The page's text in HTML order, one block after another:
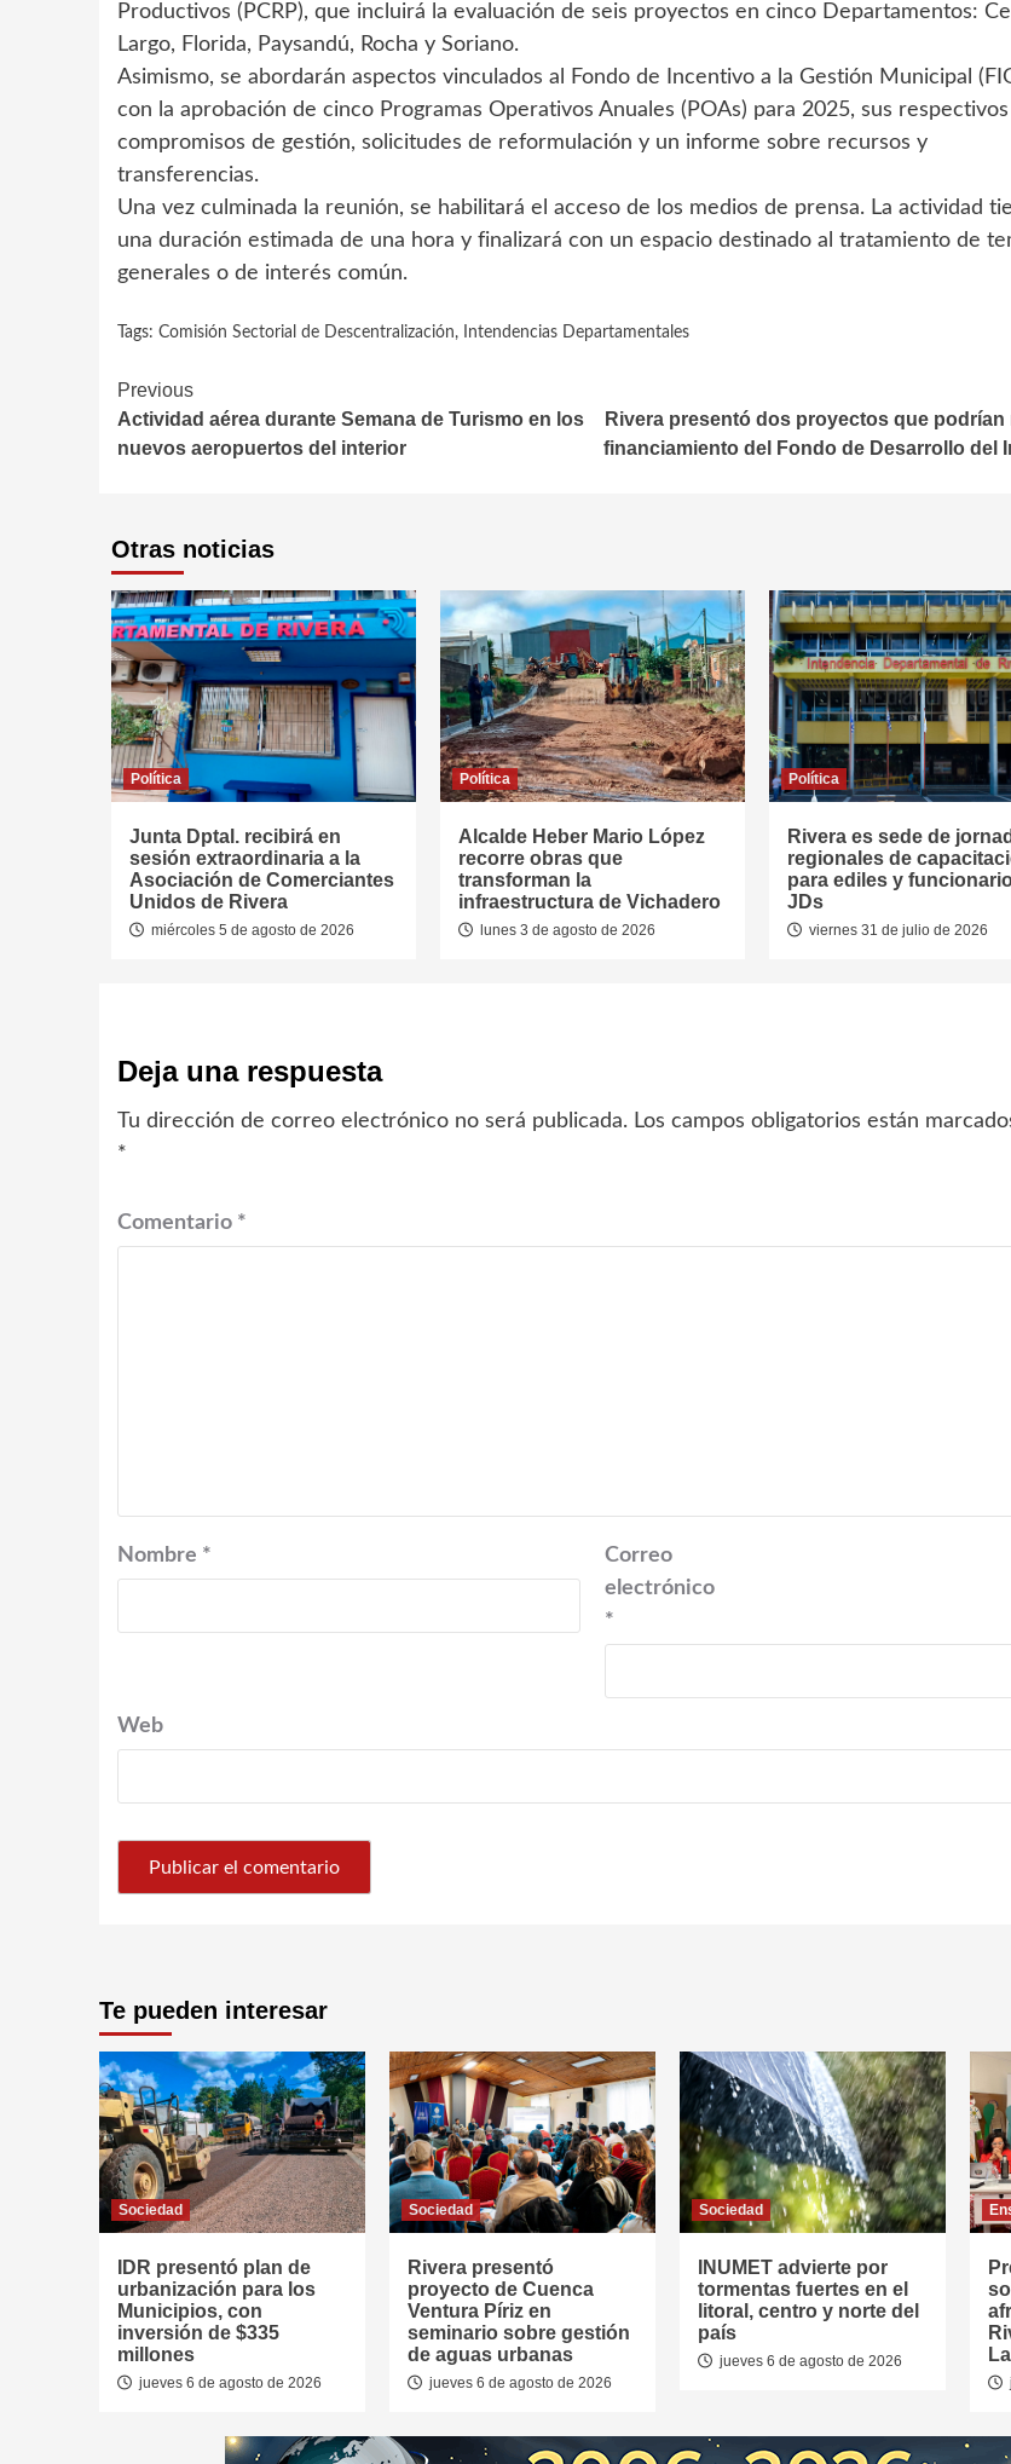
Productivos (PCRP), que incluirá la evaluación de seis proyectos en cinco Departamentos:
Largo, Florida, Paysandú, Rocha y Soriano.
Asimismo, se abordarán aspectos vinculados al Fondo de Incentivo a la Gestión Municipal
con la aprobación de cinco Programas Operativos Anuales (POAs) para 2025, sus respectivos
compromisos de gestión, solicitudes de reformulación y un informe sobre recursos y
transferencias.
Una vez culminada la reunión, se habilitará el acceso de los medios de prensa. La actividad
una duración estimada de una hora y finalizará con un espacio destinado al tratamiento de
generales o de interés común.
Tags: Comisión Sectorial de Descentralización, Intendencias Departamentales
Continue
Reading
Previous
Actividad aérea durante Semana de Turismo en los
nuevos aeropuertos del interior
Rivera presentó dos proyectos que podrían
financiamiento del Fondo de Desarrollo del
Otras noticias
Política
Junta Dptal. recibirá en
sesión extraordinaria a la
Asociación de Comerciantes
Unidos de Rivera
miércoles 5 de agosto de 2026
Política
Alcalde Heber Mario López
recorre obras que
transforman la
infraestructura de Vichadero
lunes 3 de agosto de 2026
Política
Rivera es sede de
regionales de
para ediles y
JDs
viernes 31 de julio de 2026
Deja una respuesta
Tu dirección de correo electrónico no será publicada. Los campos obligatorios están
*
Comentario *
Nombre *
Correo
electrónico
*
Web
Te pueden interesar
Sociedad
IDR presentó plan de
urbanización para los
Municipios, con
inversión de $335
millones
jueves 6 de agosto de 2026
Sociedad
Rivera presentó
proyecto de Cuenca
Ventura Píriz en
seminario sobre gestión
de aguas urbanas
jueves 6 de agosto de 2026
Sociedad
INUMET advierte por
tormentas fuertes en el
litoral, centro y norte del
país
jueves 6 de agosto de 2026